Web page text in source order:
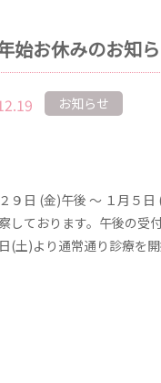
始お休みのお知
お知らせ
９日 (金)午後 ～ １月５
しております。午後の受
(土)より通常通り診療を